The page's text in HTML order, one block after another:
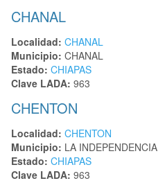
CHANAL
Localidad: CHANAL
Municipio: CHANAL
Estado: CHIAPAS
Clave LADA: 963
CHENTON
Localidad: CHENTON
Municipio: LA INDEPENDENCIA
Estado: CHIAPAS
Clave LADA: 963